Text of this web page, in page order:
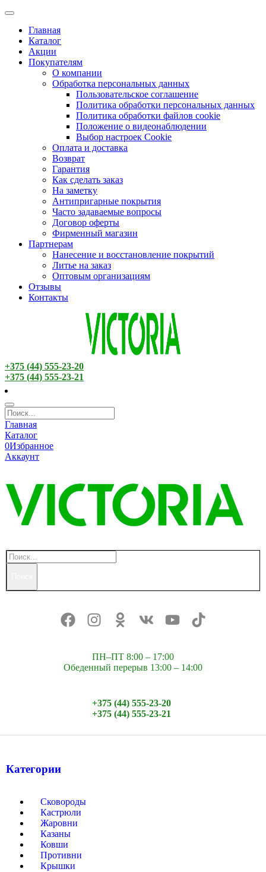
Главная
Каталог
Акции
Покупателям
О компании
Обработка персональных данных
Пользовательское соглашение
Политика обработки персональных данных
Политика обработки файлов cookie
Положение о видеонаблюдении
Выбор настроек Cookie
Оплата и доставка
Возврат
Гарантия
Как сделать заказ
На заметку
Антипригарные покрытия
Часто задаваемые вопросы
Договор оферты
Фирменный магазин
Партнерам
Нанесение и восстановление покрытий
Литье на заказ
Оптовым организациям
Отзывы
Контакты
+375 (44) 555-23-20
+375 (44) 555-23-21
Главная
Каталог
0Избранное
Аккаунт
ПН–ПТ 8:00 – 17:00
Обеденный перерыв 13:00 – 14:00
+375 (44) 555-23-20
+375 (44) 555-23-21
Категории
Сковороды
Кастрюли
Жаровни
Казаны
Ковши
Противни
Крышки